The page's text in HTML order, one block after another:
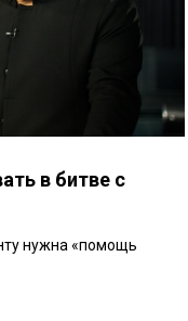
в битве с
нужна «помощь